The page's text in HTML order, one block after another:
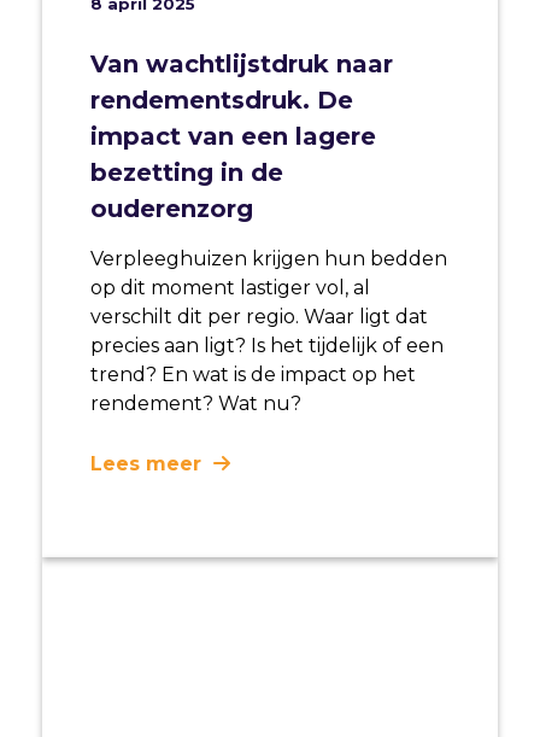
Van wachtlijstdruk naar
rendementsdruk. De
impact van een lagere
bezetting in de
ouderenzorg
Verpleeghuizen krijgen hun bedden
op dit moment lastiger vol, al
verschilt dit per regio. Waar ligt dat
precies aan ligt? Is het tijdelijk of een
trend? En wat is de impact op het
rendement? Wat nu?
Lees meer